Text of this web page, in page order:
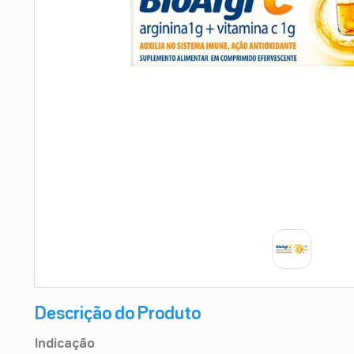
Descrição do Produto
Indicação
9º teste gravidez
10ºesmalte